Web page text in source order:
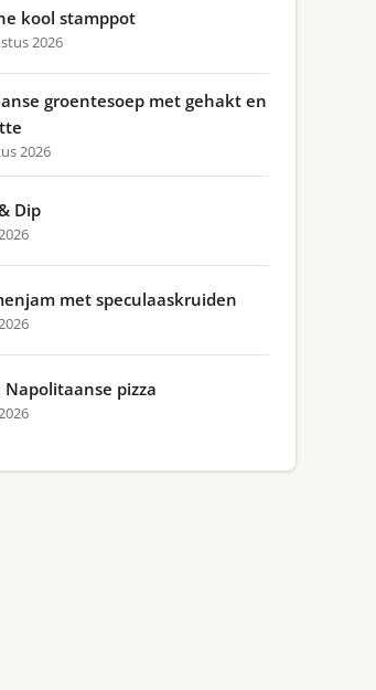
kool stamppot
2026
groentesoep met gehakt en
2026
Dip
met speculaaskruiden
Napolitaanse pizza